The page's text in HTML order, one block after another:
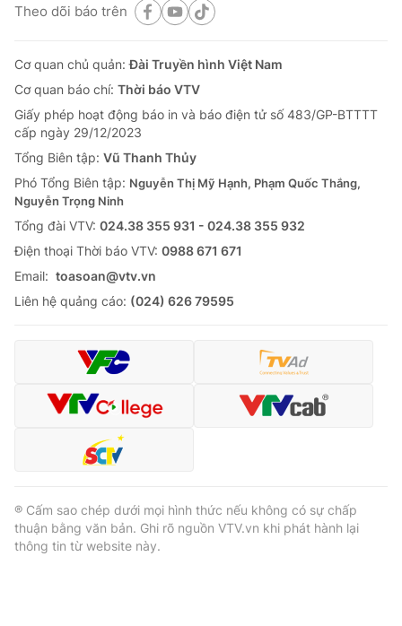
Theo dõi báo trên
Cơ quan chủ quản:Đài Truyền hình Việt Nam
Cơ quan báo chí: Thời báo VTV
Giấy phép hoạt động báo in và báo điện tử số 483/GP-BTTTT
cấp ngày 29/12/2023
Tổng Biên tập: Vũ Thanh Thủy
Phó Tổng Biên tập: Nguyễn Thị Mỹ Hạnh, Phạm Quốc Thắng,
Nguyễn Trọng Ninh
Tổng đài VTV: 024.38 355 931 - 024.38 355 932
Ðiện thoại Thời báo VTV: 0988 671 671
Email: toasoan@vtv.vn
Liên hệ quảng cáo: (024) 626 79595
® Cấm sao chép dưới mọi hình thức nếu không có sự chấp
thuận bằng văn bản. Ghi rõ nguồn VTV.vn khi phát hành lại
thông tin từ website này.